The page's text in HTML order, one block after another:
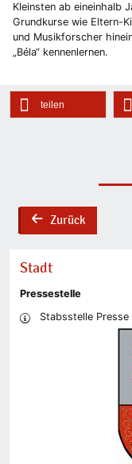
Kleinsten ab eineinhalb
Grundkurse wie Eltern-
und Musikforscher
„Béla“ kennenlernen.
teilen
backZurück
Stadt
Pressestelle
Stabsstelle